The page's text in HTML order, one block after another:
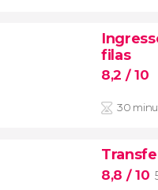
filas
8,2 / 10
30
8,8 / 10